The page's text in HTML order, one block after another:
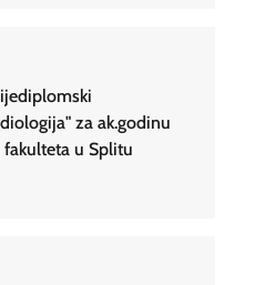
za ak.godinu
u Splitu